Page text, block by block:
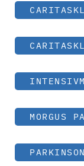
MORGUS
PARKINSON